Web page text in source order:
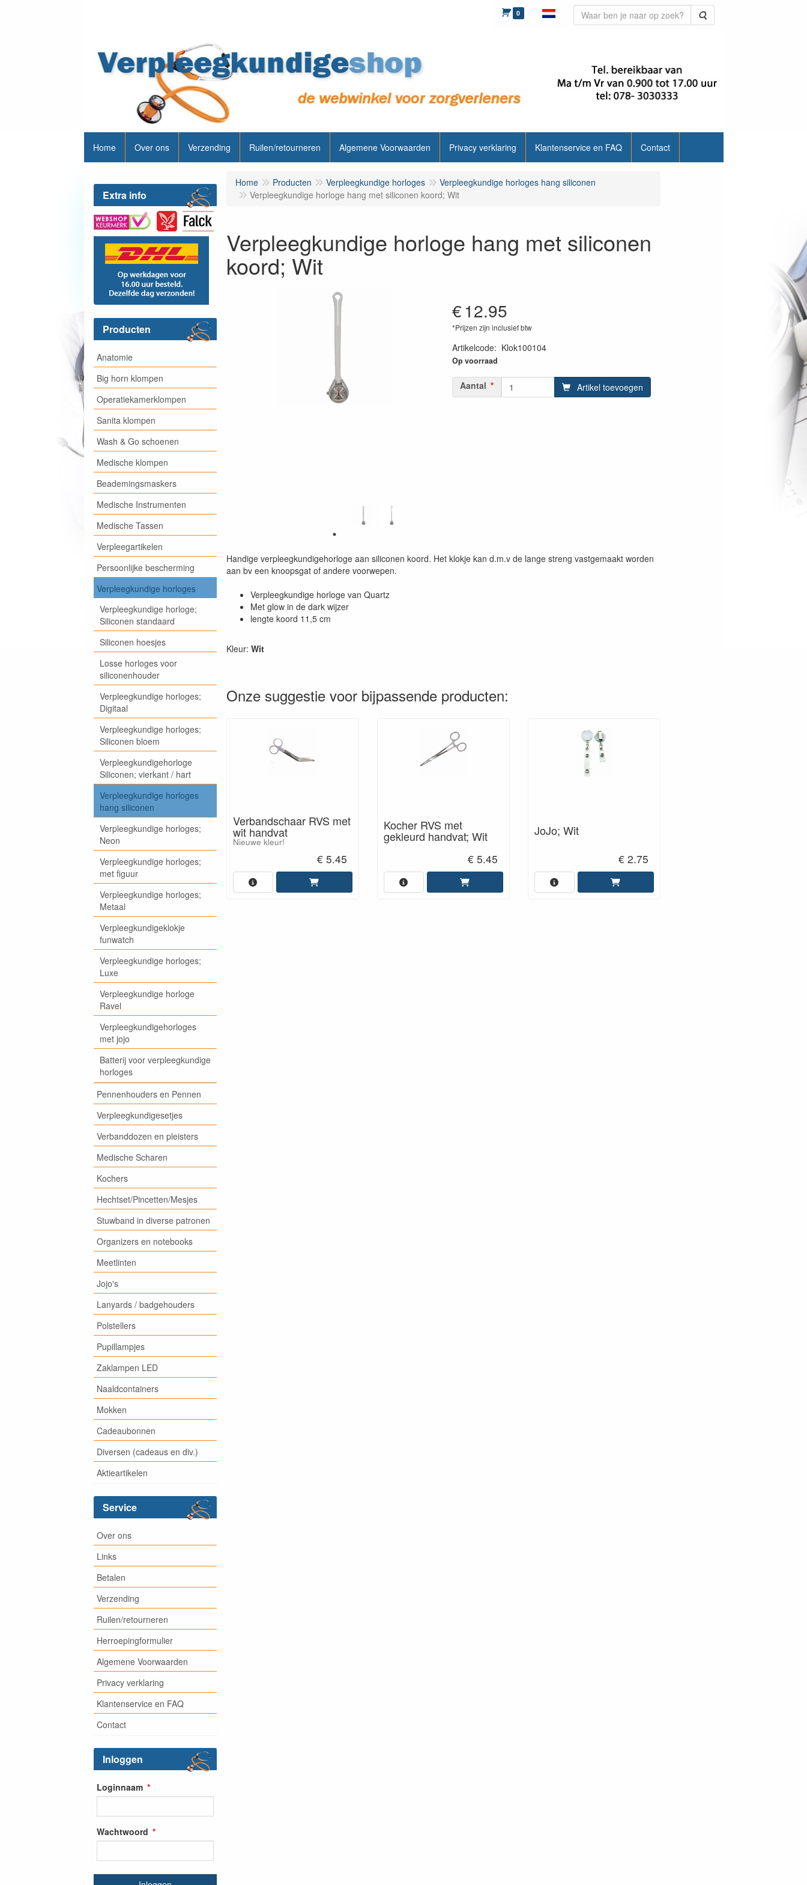
0 Zoeken
Home Over ons Verzending Ruilen/retourneren Algemene Voorwaarden Privacy verklaring Klantenservice en FAQ Contact
Extra info
Producten
Anatomie
Big horn klompen
Operatiekamerklompen
Sanita klompen
Wash & Go schoenen
Medische klompen
Beademingsmaskers
Medische Instrumenten
Medische Tassen
Verpleegartikelen
Persoonlijke bescherming
Verpleegkundige horloges
Verpleegkundige horloge;
Siliconen standaard
Siliconen hoesjes
Losse horloges voor
siliconenhouder
Verpleegkundige horloges;
Digitaal
Verpleegkundige horloges;
Siliconen bloem
Verpleegkundigehorloge
Siliconen; vierkant / hart
Verpleegkundige horloges
hang siliconen
Verpleegkundige horloges;
Neon
Verpleegkundige horloges;
met figuur
Verpleegkundige horloges;
Metaal
Verpleegkundigeklokje
funwatch
Verpleegkundige horloges;
Luxe
Verpleegkundige horloge
Ravel
Verpleegkundigehorloges
met jojo
Batterij voor verpleegkundige
horloges
Pennenhouders en Pennen
Verpleegkundigesetjes
Verbanddozen en pleisters
Medische Scharen
Kochers
Hechtset/Pincetten/Mesjes
Stuwband in diverse patronen
Organizers en notebooks
Meetlinten
Jojo's
Lanyards / badgehouders
Polstellers
Pupillampjes
Zaklampen LED
Naaldcontainers
Mokken
Cadeaubonnen
Diversen (cadeaus en div.)
Aktieartikelen
Service
Over ons
Links
Betalen
Verzending
Ruilen/retourneren
Herroepingformulier
Algemene Voorwaarden
Privacy verklaring
Klantenservice en FAQ
Contact
Inloggen
Loginnaam
Wachtwoord
Home Producten Verpleegkundige horloges
Verpleegkundige horloges hang siliconen
Verpleegkundige horloge hang met siliconen koord; Wit
Verpleegkundige horloge hang met siliconen
koord; Wit
€12.95
*Prijzen zijn inclusief btw
Artikelcode: Klok100104
Op voorraad
Aantal Artikel toevoegen
Handige verpleegkundigehorloge aan siliconen koord. Het klokje kan d.m.v de lange streng vastgemaakt worden
aan bv een knoopsgat of andere voorwepen.
Verpleegkundige horloge van Quartz
Met glow in de dark wijzer
lengte koord 11,5 cm
Kleur: Wit
Onze suggestie voor bijpassende producten:
Verbandschaar RVS met
wit handvat
Nieuwe kleur!
€ 5.45
Kocher RVS met
gekleurd handvat; Wit
€ 5.45
JoJo; Wit
€ 2.75